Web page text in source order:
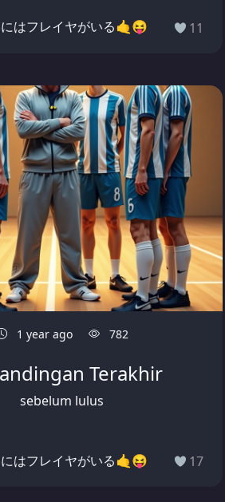
はフレイヤがいる🤙😝 11
1 year ago 782
Terakhir
sebelum lulus
はフレイヤがいる🤙😝 17